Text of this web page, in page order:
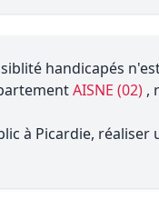
handicapés
AISNE (02) ,
à Picardie,